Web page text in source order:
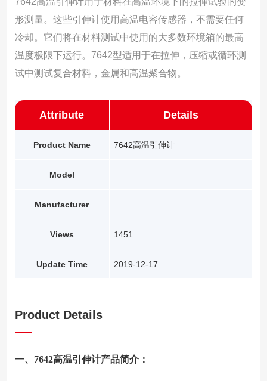
形测量。这些引伸计使用高温电容传感器，不需要任何
冷却。它们将在材料测试中使用的大多数环境箱的最高
温度极限下运行。7642型适用于在拉伸，压缩或循环测
试中测试复合材料，金属和高温聚合物。
Attribute
Product Name
Model
Manufacturer
Views
Update Time
Details
7642高温引伸计
1451
2019-12-17
Product Details
一、7642高温引伸计产品简介：